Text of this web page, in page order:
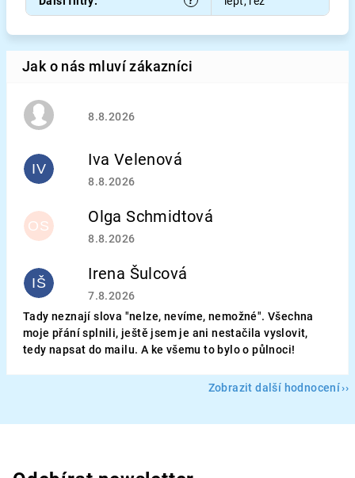
Hodnocení obchodu je 5 z 5 hvězdiček.
8.8.2026
IV Iva Velenová
Hodnocení obchodu je 5 z 5 hvězdiček.
8.8.2026
OS Olga Schmidtová
Hodnocení obchodu je 5 z 5 hvězdiček.
8.8.2026
IŠ Irena Šulcová
Hodnocení obchodu je 5 z 5 hvězdiček.
7.8.2026
Tady neznají slova "nelze, nevíme, nemožné". Všechna
moje přání splnili, ještě jsem je ani nestačila vyslovit,
tedy napsat do mailu. A ke všemu to bylo o půlnoci!
Zobrazit další hodnocení